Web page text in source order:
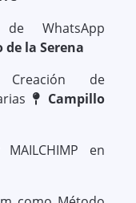
WhatsApp
de la Serena
Creación de
Campillo
en